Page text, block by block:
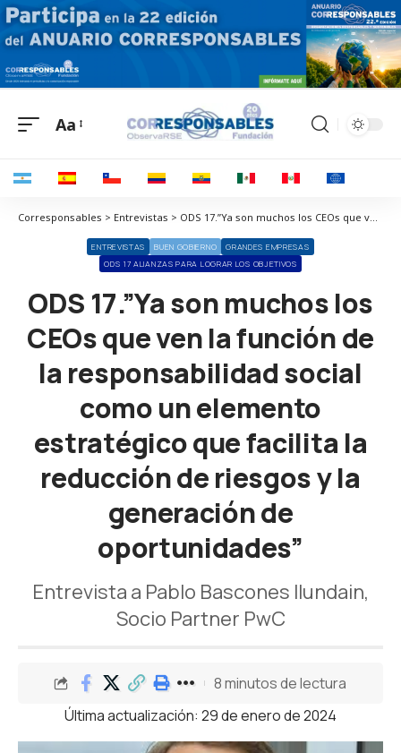
Aa
Corresponsables > Entrevistas > ODS 17.”Ya son muchos los CEOs que ven la función de la responsabilidad social como un elemento estratégico que facilita la reducción de riesgos y la generación de oportunidades”
ENTREVISTAS BUEN GOBIERNO
GRANDES EMPRESAS
ODS 17 ALIANZAS PARA LOGRAR LOS OBJETIVOS
ODS 17.”Ya son muchos los
CEOs que ven la función de
la responsabilidad social
como un elemento
estratégico que facilita la
reducción de riesgos y la
generación de
oportunidades”
Entrevista a Pablo Bascones Ilundain,
Socio Partner PwC
Última actualización: 29 de enero de 2024
8 minutos de lectura